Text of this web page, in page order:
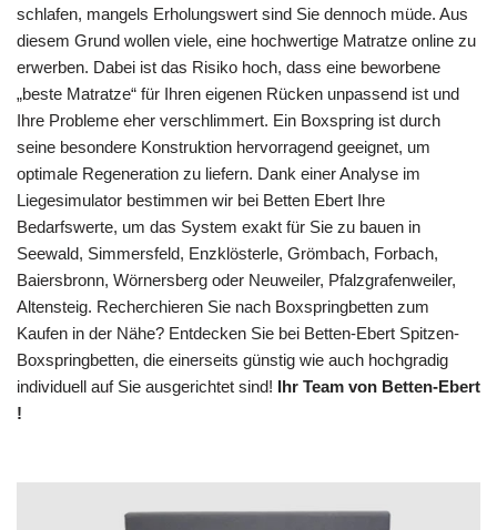
schlafen, mangels Erholungswert sind Sie dennoch müde. Aus
diesem Grund wollen viele, eine hochwertige Matratze online zu
erwerben. Dabei ist das Risiko hoch, dass eine beworbene
„beste Matratze“ für Ihren eigenen Rücken unpassend ist und
Ihre Probleme eher verschlimmert. Ein Boxspring ist durch
seine besondere Konstruktion hervorragend geeignet, um
optimale Regeneration zu liefern. Dank einer Analyse im
Liegesimulator bestimmen wir bei Betten Ebert Ihre
Bedarfswerte, um das System exakt für Sie zu bauen in
Seewald, Simmersfeld, Enzklösterle, Grömbach, Forbach,
Baiersbronn, Wörnersberg oder Neuweiler, Pfalzgrafenweiler,
Altensteig. Recherchieren Sie nach Boxspringbetten zum
Kaufen in der Nähe? Entdecken Sie bei Betten-Ebert Spitzen-
Boxspringbetten, die einerseits günstig wie auch hochgradig
individuell auf Sie ausgerichtet sind! Ihr Team von Betten-Ebert
!